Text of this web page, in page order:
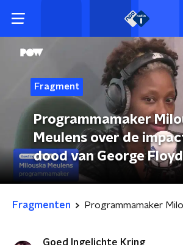
Fragment
Programmamaker
Meulens over de
dood van George Floyd
Fragmenten
Goed Ingelichte Kring